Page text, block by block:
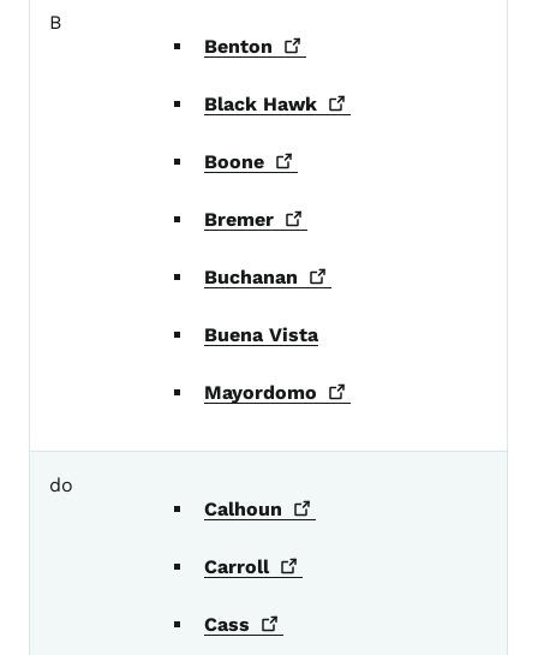
B
Benton
Black Hawk
Boone
Bremer
Buchanan
Buena Vista
Mayordomo
do
Calhoun
Carroll
Cass